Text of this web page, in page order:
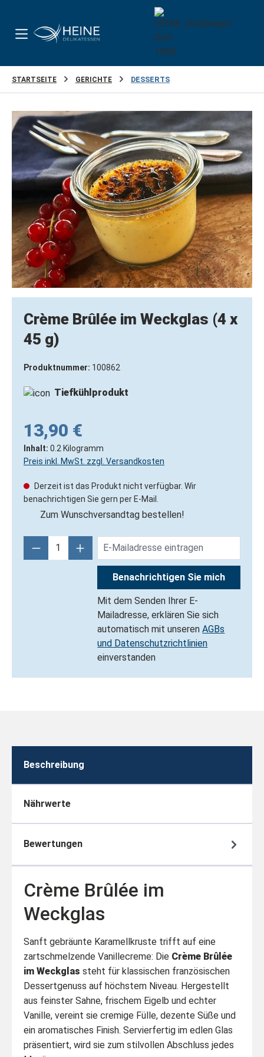
STARTSEITE GERICHTE DESSERTS
Bildergalerie überspringen
Crème Brûlée im Weckglas (4 x
45 g)
Produktnummer: 100862
Tiefkühlprodukt
13,90 €
Inhalt: 0.2 Kilogramm
Preis inkl. MwSt. zzgl. Versandkosten
Derzeit ist das Produkt nicht verfügbar. Wir
benachrichtigen Sie gern per E-Mail.
Zum Wunschversandtag bestellen!
Benachrichtigen Sie mich
Mit dem Senden Ihrer E-
Mailadresse, erklären Sie sich
automatisch mit unserenAGBs
und Datenschutzrichtlinien
einverstanden
Beschreibung
Nährwerte
Bewertungen
Crème Brûlée im
Weckglas
Sanft gebräunte Karamellkruste trifft auf eine
zartschmelzende Vanillecreme: Die Crème Brûlée
im Weckglas steht für klassischen französischen
Dessertgenuss auf höchstem Niveau. Hergestellt
aus feinster Sahne, frischem Eigelb und echter
Vanille, vereint sie cremige Fülle, dezente Süße und
ein aromatisches Finish. Servierfertig im edlen Glas
präsentiert, wird sie zum stilvollen Abschluss jedes